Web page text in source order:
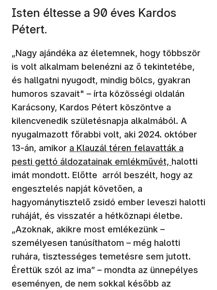
Isten éltesse a 90 éves Kardos
Pétert.
„Nagy ajándéka az életemnek, hogy többször
is volt alkalmam belenézni az ő tekintetébe,
és hallgatni nyugodt, mindig bölcs, gyakran
humoros szavait" – írta közösségi oldalán
Karácsony, Kardos Pétert köszöntve a
kilencvenedik születésnapja alkalmából. A
nyugalmazott főrabbi volt, aki 2024. október
13-án, amikor (új ablakban nyílik meg)
a Klauzál téren felavatták a
pesti gettó áldozatainak emlékművét, halotti
imát mondott. Előtte arról beszélt, hogy az
engesztelés napját követően, a
hagyománytisztelő zsidó ember leveszi halotti
ruháját, és visszatér a hétköznapi életbe.
„Azoknak, akikre most emlékezünk –
személyesen tanúsíthatom – még halotti
ruhára, tisztességes temetésre sem jutott.
Érettük szól az ima” – mondta az ünnepélyes
eseményen, de nem sokkal később az